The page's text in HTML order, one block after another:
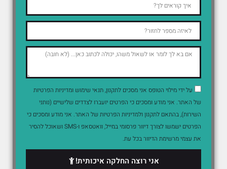
על ידי מילוי הטופס אני מסכים לתקנון, תנאי שימוש ומדיניות הפרטיות
של האתר. אני מודע ומסכים כי הפרטים יועברו לצדדים שלישיים (נותני
השירות), בהתאם לתקנון ולמדיניות הפרטיות של האתר. אני מודע ומסכים כי
הפרטים ישמשו לצורך דיוור פרסומי במייל, וואטסאפ ו-SMS ושאוכל להסיר
את עצמי מרשימת הדיוור בכל עת.
אני רוצה החלקה איכותית!